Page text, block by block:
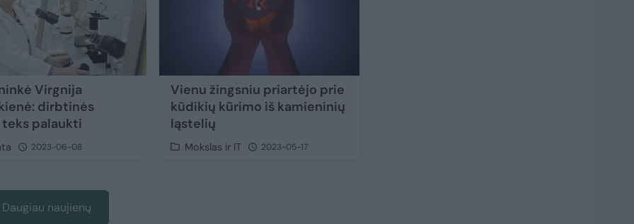
Virgnija
dirbtinės
palaukti
2023-06-08
Vienu žingsniu priartėjo prie
kūdikių kūrimo iš kamieninių
ląstelių
Mokslas ir IT 2023-05-17
Daugiau naujienų